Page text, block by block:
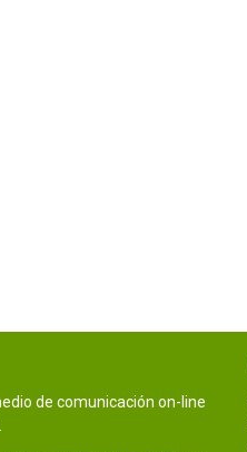
de comunicación on-line